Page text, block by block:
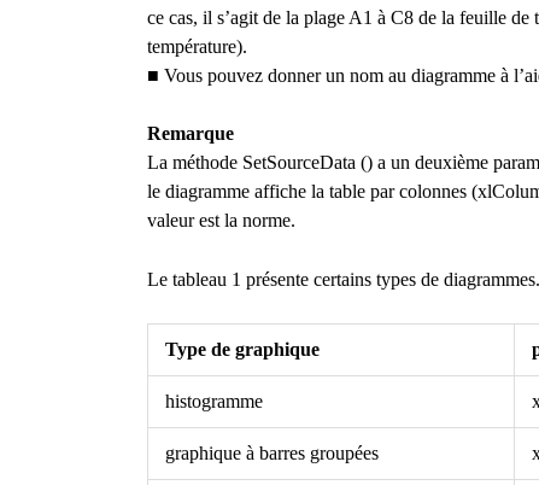
ce cas, il s’agit de la plage A1 à C8 de la feuille de
température).
■ Vous pouvez donner un nom au diagramme à
Remarque
La méthode SetSourceData () a un deuxième
le diagramme affiche la table par colonnes
valeur est la norme.
Le tableau 1 présente certains types de diagrammes.
Type de graphique
histogramme
graphique à barres groupées